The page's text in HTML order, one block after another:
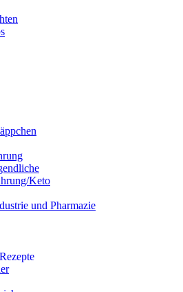
Keto
und Pharmazie